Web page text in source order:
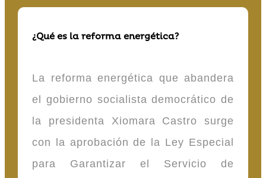
¿Qué es la reforma energética?
La reforma energética que abandera
el gobierno socialista democrático de
la presidenta Xiomara Castro surge
con la aprobación de la Ley Especial
para Garantizar el Servicio de